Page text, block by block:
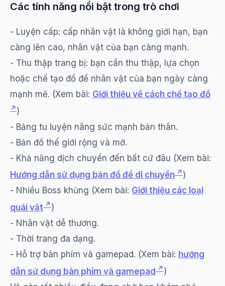
Các tính năng nổi bật trong trò chơi
- Luyện cấp: cấp nhân vật là không giới hạn, bạn
càng lên cao, nhân vật của bạn càng mạnh.
- Thu thập trang bị: bạn cần thu thập, lựa chọn
hoặc chế tạo đồ để nhân vật của bạn ngày càng
mạnh mẽ. (Xem bài: Giới thiệu về cách chế tạo đồ
)
- Bảng tu luyện nâng sức mạnh bản thân.
- Bản đồ thế giới rộng và mở.
- Khả năng dịch chuyển đến bất cứ đâu (Xem bài:
Hướng dẫn sử dụng bản đồ để di chuyển
)
- Nhiều Boss khủng (Xem bài: Giới thiệu các loại
quái vật
)
- Nhân vật dễ thương.
- Thời trang đa dạng.
- Hỗ trợ bàn phím và gamepad. (Xem bài: hướng
dẫn sử dụng bàn phím và gamepad
)